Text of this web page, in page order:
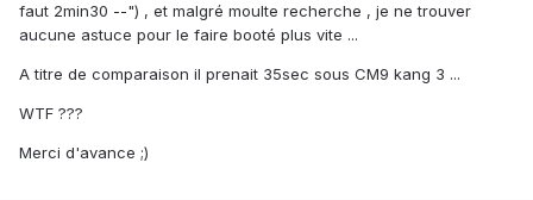
faut 2min30 --") , et malgré moulte recherche , je ne trouver
aucune astuce pour le faire booté plus vite ...
A titre de comparaison il prenait 35sec sous CM9 kang 3 ...
WTF ???
Merci d'avance ;)